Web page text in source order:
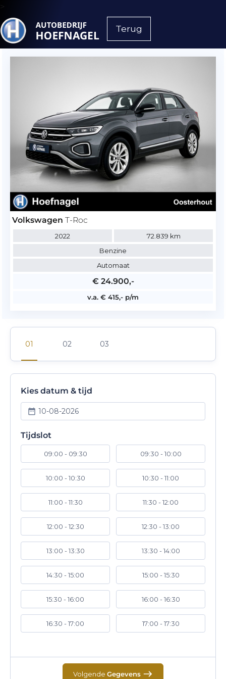
>
Terug
Volkswagen T-Roc
2022
72.839 km
Benzine
Automaat
€ 24.900,-
v.a. € 415,- p/m
Kies datum & tijd
10-08-2026
Tijdslot
09:00 - 09:30 09:30 - 10:00
10:00 - 10:30 10:30 - 11:00
11:00 - 11:30 11:30 - 12:00
12:00 - 12:30 12:30 - 13:00
13:00 - 13:30 13:30 - 14:00
14:30 - 15:00 15:00 - 15:30
15:30 - 16:00 16:00 - 16:30
16:30 - 17:00 17:00 - 17:30
Volgende Gegevens